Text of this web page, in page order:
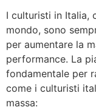
I culturisti in Italia,
mondo, sono
per aumentare la
performance. La
fondamentale per
come i culturisti
massa: